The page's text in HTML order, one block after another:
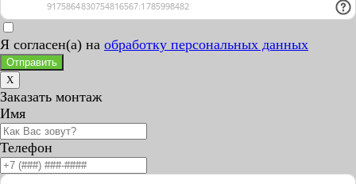
Я согласен(а) на обработку персональных данных
Отправить
X
Заказать монтаж
Имя
Телефон